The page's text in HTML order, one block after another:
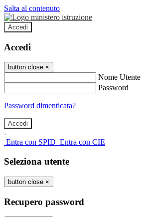
Salta al contenuto
Accedi
Accedi
button close ×
Nome Utente
Password
Password dimenticata?
-
Entra con SPID Entra con CIE
Seleziona utente
button close ×
Recupero password